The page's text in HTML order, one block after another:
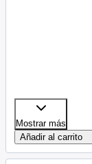
Mostrar más
Añadir al carrito